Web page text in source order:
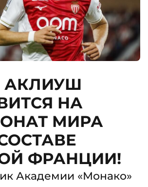
АКЛИУШ
НА
МИРА
ФРАНЦИИ!
Академии «Монако»